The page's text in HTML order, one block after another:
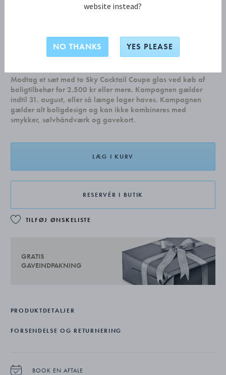
PYRAMIDE Spisegaffel
Modtag et sæt med to Sky Cocktail Coupe glas ved køb af
boligtilbehør for 2.500 kr eller mere. Kampagnen gælder
indtil 31. august, eller så længe lager haves. Kampagnen
gælder alt boligdesign og kan ikke kombineres med
smykker, sølvhåndværk og gavekort.
LÆG I KURV
RESERVÉR I BUTIK
TILFØJ ØNSKELISTE
GRATIS
GAVEINDPAKNING
PRODUKTDETALJER
FORSENDELSE OG RETURNERING
BOOK EN AFTALE
website instead?
NO THANKS YES PLEASE